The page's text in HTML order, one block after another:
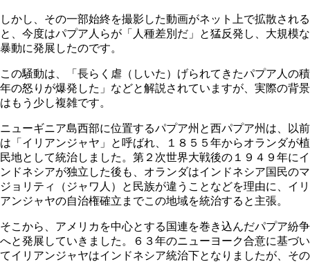
しかし、その一部始終を撮影した動画がネット上で拡散される
と、今度はパプア人らが「人種差別だ」と猛反発し、大規模な
暴動に発展したのです。
この騒動は、「長らく虐（しいた）げられてきたパプア人の積
年の怒りが爆発した」などと解説されていますが、実際の背景
はもう少し複雑です。
ニューギニア島西部に位置するパプア州と西パプア州は、以前
は「イリアンジャヤ」と呼ばれ、１８５５年からオランダが植
民地として統治しました。第２次世界大戦後の１９４９年にイ
ンドネシアが独立した後も、オランダはインドネシア国民のマ
ジョリティ（ジャワ人）と民族が違うことなどを理由に、イリ
アンジャヤの自治権確立までこの地域を統治すると主張。
そこから、アメリカを中心とする国連を巻き込んだパプア紛争
へと発展していきました。６３年のニューヨーク合意に基づい
てイリアンジャヤはインドネシア統治下となりましたが、その